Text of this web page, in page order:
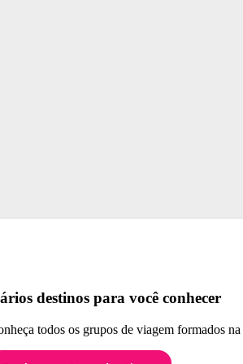
destinos para você conhecer
todos os grupos de viagem formados